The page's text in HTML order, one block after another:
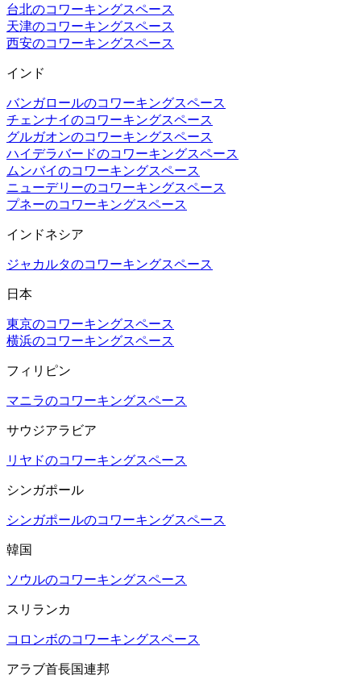
台北のコワーキングスペース
天津のコワーキングスペース
西安のコワーキングスペース
インド
バンガロールのコワーキングスペース
チェンナイのコワーキングスペース
グルガオンのコワーキングスペース
ハイデラバードのコワーキングスペース
ムンバイのコワーキングスペース
ニューデリーのコワーキングスペース
プネーのコワーキングスペース
インドネシア
ジャカルタのコワーキングスペース
日本
東京のコワーキングスペース
横浜のコワーキングスペース
フィリピン
マニラのコワーキングスペース
サウジアラビア
リヤドのコワーキングスペース
シンガポール
シンガポールのコワーキングスペース
韓国
ソウルのコワーキングスペース
スリランカ
コロンボのコワーキングスペース
アラブ首長国連邦